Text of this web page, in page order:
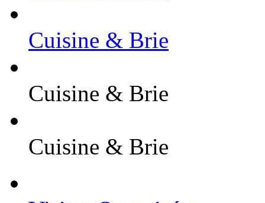
Cuisine & Brie
Cuisine & Brie
Cuisine & Brie